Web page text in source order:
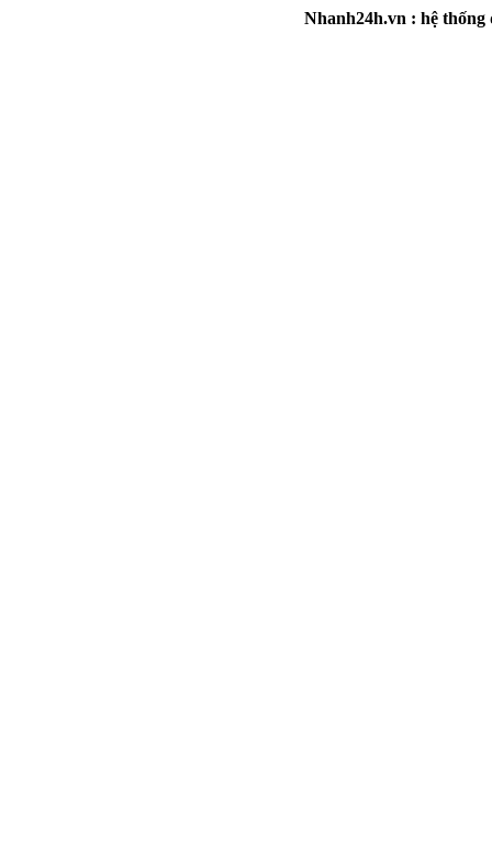
Nhanh24h.vn : hệ